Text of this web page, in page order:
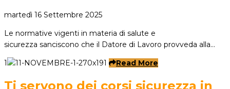
martedì 16 Settembre 2025
Le normative vigenti in materia di salute e
sicurezza sanciscono che il Datore di Lavoro provveda alla…
1
Read More
Ti servono dei corsi sicurezza in